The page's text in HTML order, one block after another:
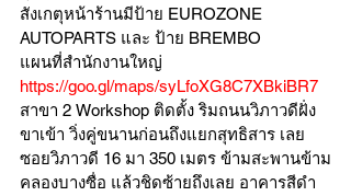
สังเกตุหน้าร้านมีป้าย EUROZONE
AUTOPARTS และ ป้าย BREMBO
แผนที่สำนักงานใหญ่
https://goo.gl/maps/syLfoXG8C7XBkiBR7
สาขา 2 Workshop ติดตั้ง ริมถนนวิภาวดีฝั่ง
ขาเข้า วิ่งคู่ขนานก่อนถึงแยกสุทธิสาร เลย
ซอยวิภาวดี 16 มา 350 เมตร ข้ามสะพานข้าม
คลองบางซื่อ แล้วชิดซ้ายถึงเลย อาคารสีดำ